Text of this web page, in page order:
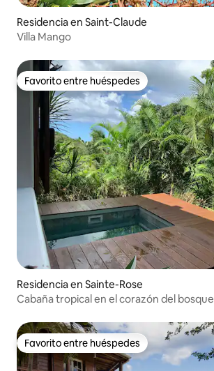
Residencia en Saint-Claude
Villa Mango
Favorito entre huéspedes
Favorito entre huéspedes
Residencia en Sainte-Rose
Cabaña tropical en el corazón del bosque
Favorito entre huéspedes
Favorito entre huéspedes